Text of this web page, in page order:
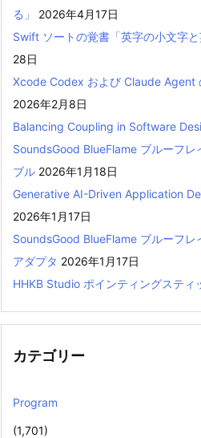
る」
2026年4月17日
Swift ソートの覚書「英字の小文字と
28日
Xcode Codex および Claude Agent
2026年2月8日
Balancing Coupling in Software
SoundsGood BlueFlame ブルーフ
ブル 2026年1月18日
Generative AI-Driven Application
2026年1月17日
SoundsGood BlueFlame ブルーフ
アダプタ 2026年1月17日
HHKB Studio ポインティングスティ
カテゴリー
Program
(1,701)